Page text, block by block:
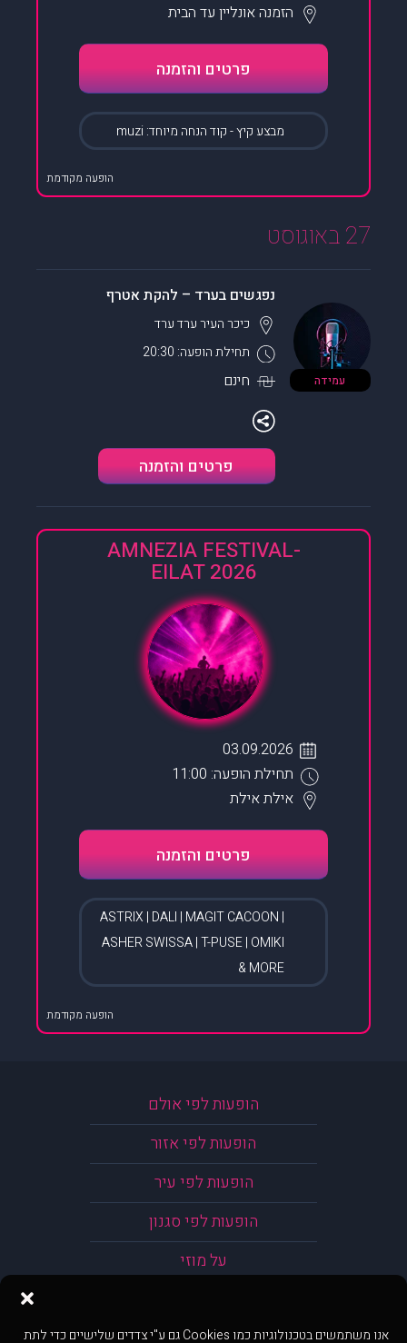
אנו משתמשים בטכנולוגיות כמו Cookies גם ע"י צדדים שלישיים כדי לתת
הזמנה אונליין עד הבית
פרטים והזמנה
מבצע קיץ - קוד הנחה מיוחד: muzi
הופעה מקודמת
27 באוגוסט
עמידה
נפגשים בערד – להקת אטרף
תחילת הופעה: 20:30
כיכר העיר ערדערד
חינם
פרטים והזמנה
AMNEZIA FESTIVAL-
EILAT 2026
03.09.2026
תחילת הופעה: 11:00
אילתאילת
פרטים והזמנה
ASTRIX | DALI | MAGIT CACOON |
ASHER SWISSA | T-PUSE | OMIKI
& MORE
הופעה מקודמת
הופעות לפי אולם
הופעות לפי אזור
הופעות לפי עיר
הופעות לפי סגנון
על מוזי